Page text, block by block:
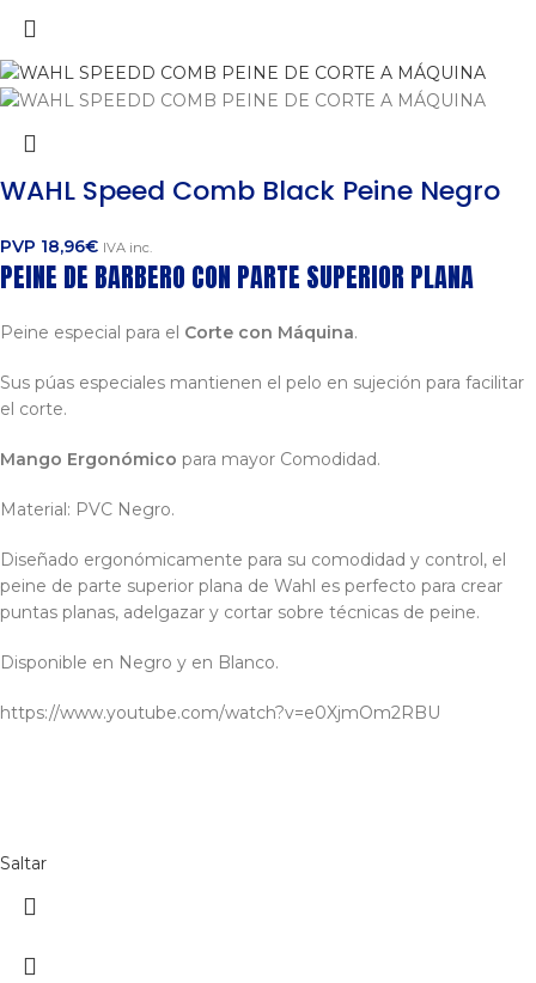
WAHL Speed Comb Black Peine Negro
PVP 18,96€ IVA inc.
PEINE DE BARBERO CON PARTE SUPERIOR PLANA
Peine especial para el Corte con Máquina.
Sus púas especiales mantienen el pelo en sujeción para facilitar
el corte.
Mango Ergonómico para mayor Comodidad.
Material: PVC Negro.
Diseñado ergonómicamente para su comodidad y control, el
peine de parte superior plana de Wahl es perfecto para crear
puntas planas, adelgazar y cortar sobre técnicas de peine.
Disponible en Negro y en Blanco.
https://www.youtube.com/watch?v=e0XjmOm2RBU
Saltar